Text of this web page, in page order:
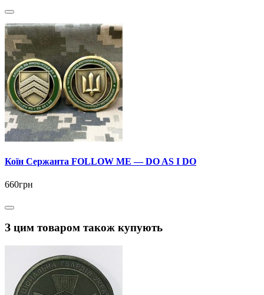
Коїн Сержанта FOLLOW ME — DO AS I DO
660грн
З цим товаром також купують